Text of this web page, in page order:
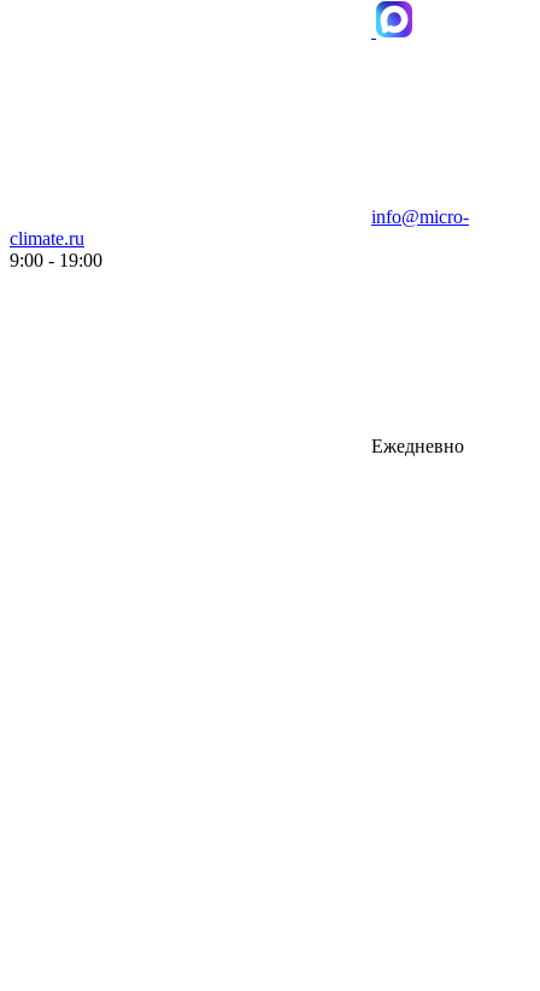
info@micro-
climate.ru
9:00 - 19:00
Ежедневно